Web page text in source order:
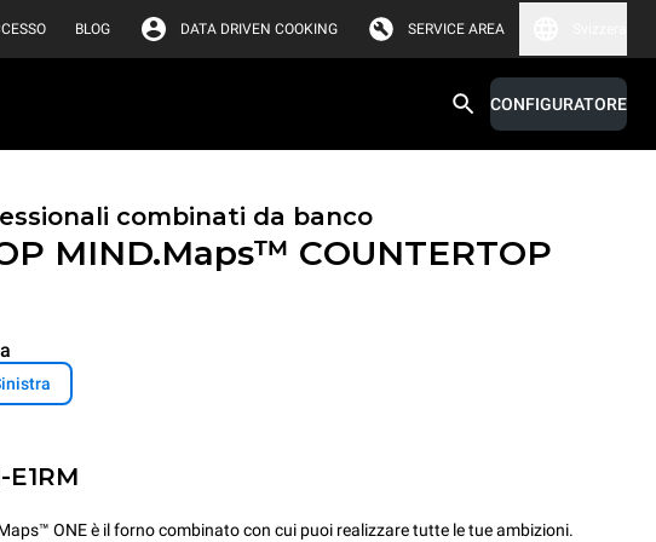
BLOG DATA DRIVEN COOKING SERVICE AREA
CONFIGURATORE
combinati da banco
MIND.Maps™ COUNTERTOP
E1RM
ONE è il forno combinato con cui puoi realizzare tutte le tue ambizioni.